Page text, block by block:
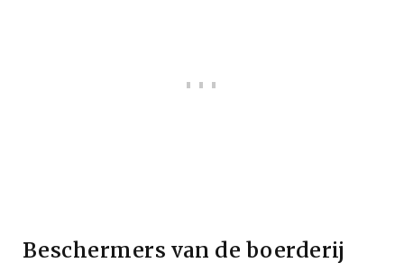
Beschermers van de boerderij